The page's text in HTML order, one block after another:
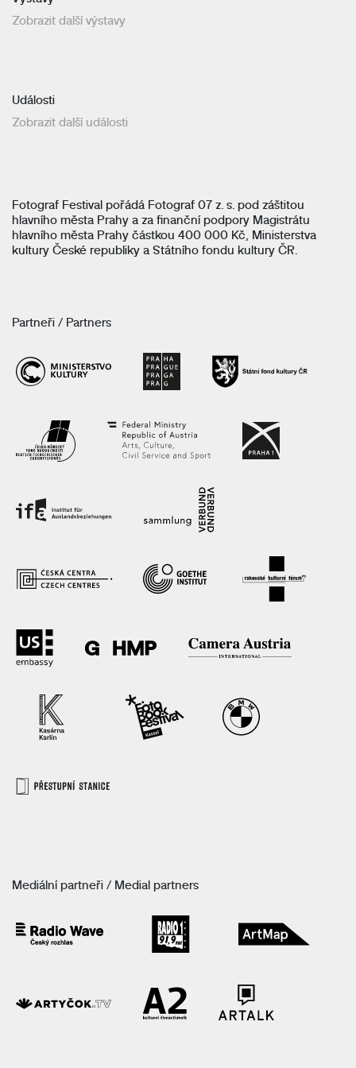
Zobrazit další výstavy
Události
Zobrazit další události
Fotograf Festival pořádá Fotograf 07 z. s. pod záštitou
hlavního města Prahy a za finanční podpory Magistrátu
hlavního města Prahy částkou 400 000 Kč, Ministerstva
kultury České republiky a Státního fondu kultury ČR.
Partneři / Partners
Mediální partneři / Medial partners